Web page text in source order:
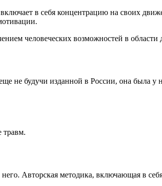
в себя концентрацию на своих
человеческих возможностей в
будучи изданной в России, она была у
травм.
Авторская методика, включающая в